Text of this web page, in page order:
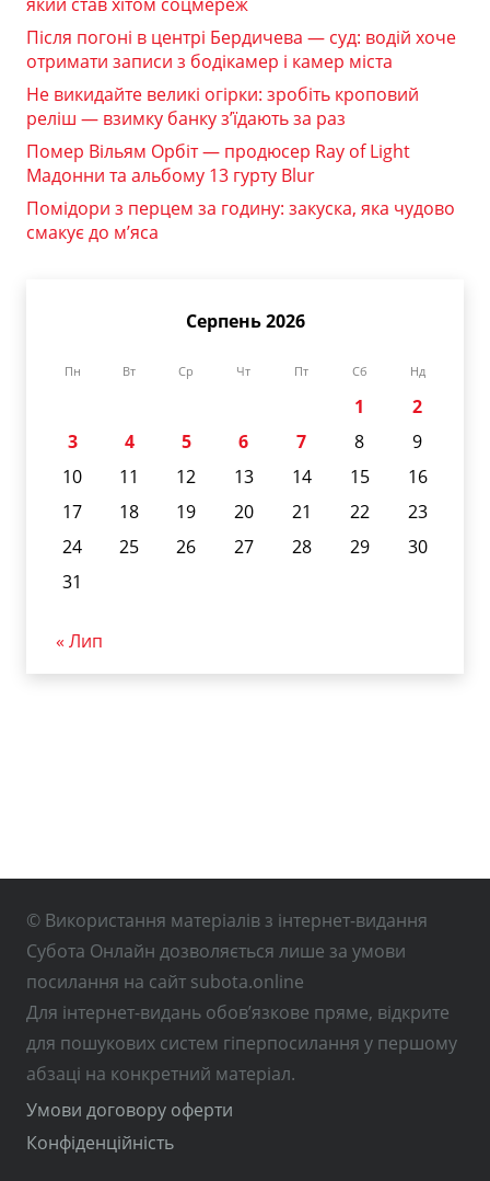
Після погоні в центрі Бердичева — суд: водій хоче
отримати записи з бодікамер і камер міста
Не викидайте великі огірки: зробіть кроповий
реліш — взимку банку з’їдають за раз
Помер Вільям Орбіт — продюсер Ray of Light
Мадонни та альбому 13 гурту Blur
Помідори з перцем за годину: закуска, яка чудово
смакує до м’яса
Серпень 2026
Пн Вт Ср Чт Пт Сб Нд
1
2
3
4 5 6 7 8
9
10
11 12 13 14 15
16
17
18 19 20 21 22
23
24
25 26 27 28 29
30
31
« Лип
© Використання матеріалів з інтернет-видання
Субота Онлайн дозволяється лише за умови
посилання на сайт subota.online
Для інтернет-видань обов’язкове пряме, відкрите
для пошукових систем гіперпосилання у першому
абзаці на конкретний матеріал.
Умови договору оферти
Конфіденційність